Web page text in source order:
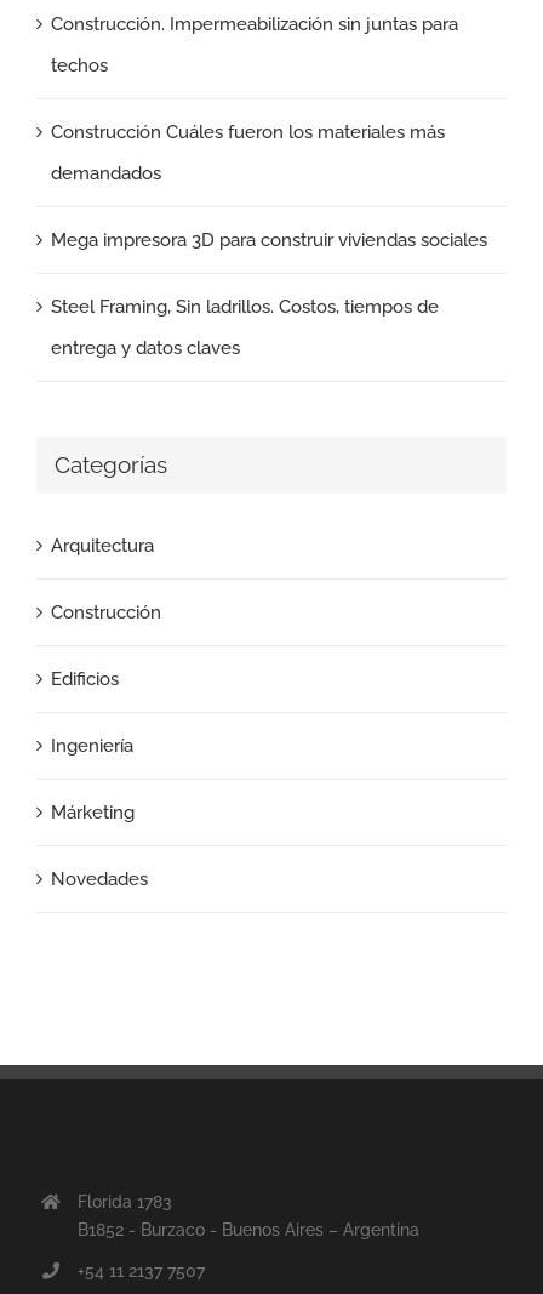
Construcción. Impermeabilización sin juntas para
techos
Construcción Cuáles fueron los materiales más
demandados
Mega impresora 3D para construir viviendas sociales
Steel Framing, Sin ladrillos. Costos, tiempos de
entrega y datos claves
Categorías
Arquitectura
Construcción
Edificios
Ingeniería
Márketing
Novedades
Florida 1783
B1852 - Burzaco - Buenos Aires – Argentina
+54 11 2137 7507